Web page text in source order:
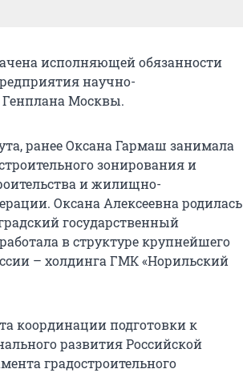
исполняющей обязанности
научно-
Генплана Москвы.
ранее Оксана Гармаш занимала
зонирования и
и жилищно-
Оксана Алексеевна родилась
государственный
в структуре крупнейшего
– холдинга ГМК «Норильский
координации подготовки к
развития Российской
градостроительного